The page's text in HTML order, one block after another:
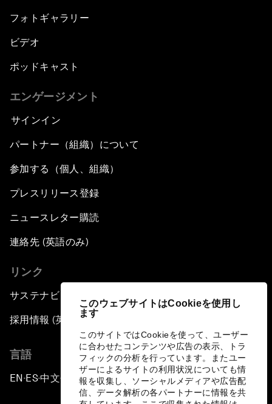
このウェブサイトはCookieを使用し
ます
このサイトではCookieを使って、ユーザー
に合わせたコンテンツや広告の表示、トラ
フィックの分析を行っています。またユー
ザーによるサイトの利用状況についても情
報を収集し、ソーシャルメディアや広告配
信、データ解析の各パートナーに情報を共
フォトギャラリー
ビデオ
ポッドキャスト
エンゲージメント
サインイン
パートナー（組織）について
参加する（個人、組織）
プレスリリース登録
ニュースレター購読
連絡先 (英語のみ)
リンク
サステナビリティへの取り組み
採用情報 (英語のみ)
言語
EN ▪ES▪中文▪ 日本語